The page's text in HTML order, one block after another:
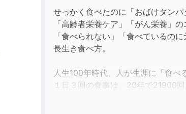
せっかく食べたのに「おばけタン
「高齢者栄養ケア」「がん栄養」
「食べられない」「食べているの
長生き食べ方。
人生100年時代、人が生涯に「食べ
１日３回の食事は、20年で21900回
長寿により約２万回もの食事の回